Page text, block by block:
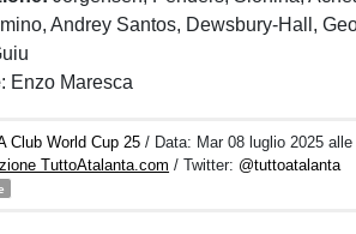
Andrey Santos, Dewsbury-Hall,
: Enzo Maresca
Club World Cup 25 / Data: Mar 08 luglio 2025
TuttoAtalanta.com / Twitter: @tuttoatalanta